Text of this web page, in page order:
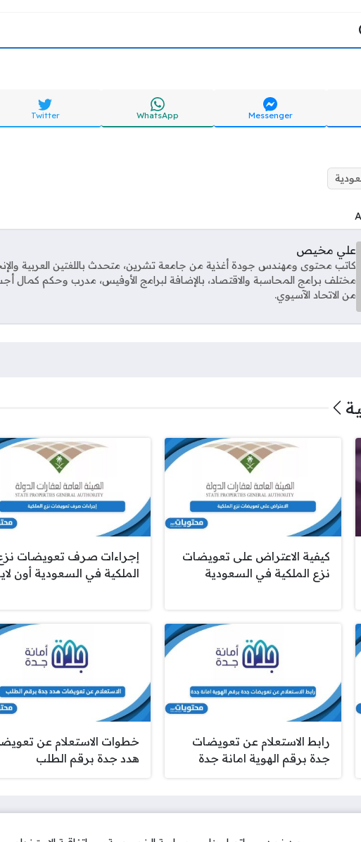
Messenger
WhatsApp
Twitter
علي مخيص
كاتب محتوى ومهندس جودة أغذية من جامعة تشرين، متحدث باللغتين العربية
مختلف برامج المحاسبة والاقتصاد، بالإضافة لبرامج الأوفيس، مدرب وحكم كمال
من الاتحاد الآسيوي.
كيفية الاعتراض على تعويضات
نزع الملكية في السعودية
إجراءات صرف تعويضات
الملكية في السعودية أون
رابط الاستعلام عن تعويضات
جدة برقم الهوية امانة جدة
خطوات الاستعلام عن
هدد جدة برقم الطلب